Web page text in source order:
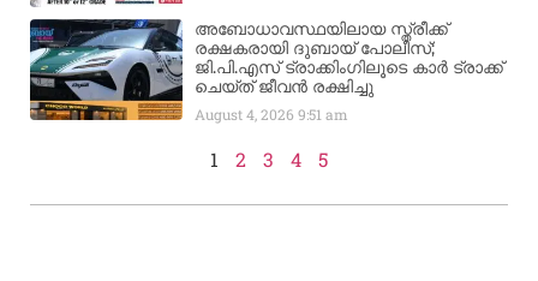
അബോധാവസ്ഥയിലായ സ്ത്രീക്ക്
രക്ഷകരായി ദുബായ് പോലീസ്;
ജി.പി.എസ് ട്രാക്കിംഗിലൂടെ കാർ ട്രാക്ക്
ചെയ്ത് ജീവൻ രക്ഷിച്ചു
August 4, 20269:51 am
1 2 3 4 5